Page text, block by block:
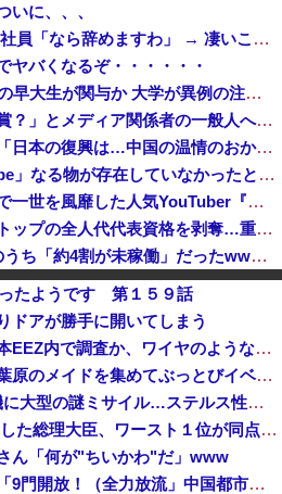
いに、、、
会社「キミ、転勤ね」 男性社員「なら辞めますわ」 → 凄いことになるｗｗｗｗｗｗ
ヤバくなるぞ・・・・・・
【早稲田】”無銭飲食”複数の早大生が関与か 大学が異例の注意喚起
「今日のお前らが言うな大賞？」とメディア関係者の一般人への苦言にツッコミ殺到、被災地の避難所でカメラまわすのは……
【悲報】アニメーターさん「日本の復興は…中国の温情のおかげだ！」 ← 突っ込み殺到 ｗｗｗｗｗｗｗｗｗ
20年前はこの世に「YouTube」なる物が存在していなかったという事実
数年前に「ひき肉です！」で一世を風靡した人気YouTuber『ちょんまげ小僧』さん、とんでもないことになっていた
中国、金融監督管理総局前トップの全人代代表資格を剥奪…重大な規律違反で！
【悲報】NISA口座2052万のうち「約4割が未稼働」だったwwwwww
【ニュース】日本をダメにした総理大臣、ワースト１位が同点でこの人ｗｗｗｗｗｗ
攻をやめられないのか？！
ったようです 第１５９話
ドアが勝手に開いてしまう
韓国調査船が竹島周辺の日本EEZ内で調査か、ワイヤのようなもの海中に投入…外務省が抗議！
【画像】神田明神さん、秋葉原のメイドを集めてぶっとびイベントを開催してしまうwwwwww
飛行開発実験団のF-2戦闘機に大型の謎ミサイル…ステルス性と射程1000kmを誇る「最新鋭の空母キラー」か？！
【ニュース】 日本をダメにした総理大臣、ワースト１位が同点でこの人ｗｗｗｗｗｗ
ん「何が"ちいかわ"だ」www
中国「大洪水！」三峡ダム「9門開放！（全力放流」中国都市「三峡沿線の道路水没」中国政府「高速道路封鎖！」中国ダム「緊急放流に合わせて開門（土砂崩れ発生」→